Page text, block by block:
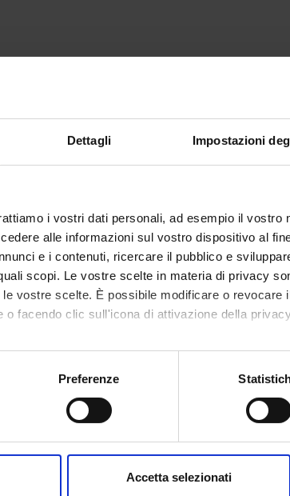
Dettagli Impostazioni
i vostri dati personali, ad esempio il vostro
alle informazioni sul vostro dispositivo al
e i contenuti, ricercare il pubblico e
scopi. Le vostre scelte in materia di privacy
vostre scelte. È possibile modificare o revocare
o facendo clic sull'icona di attivazione della
anche:
sulla tua posizione geografica, con
in qualsiasi momento dalla Dichiarazione sui
Preferenze
Accetta selezionati